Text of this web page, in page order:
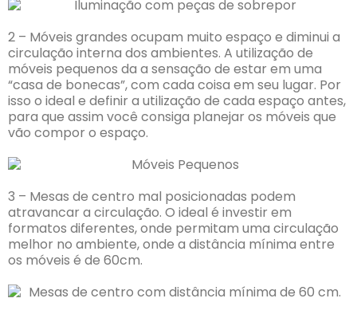
2 – Móveis grandes ocupam muito espaço e diminui a
circulação interna dos ambientes. A utilização de
móveis pequenos da a sensação de estar em uma
“casa de bonecas”, com cada coisa em seu lugar. Por
isso o ideal e definir a utilização de cada espaço antes,
para que assim você consiga planejar os móveis que
vão compor o espaço.
3 – Mesas de centro mal posicionadas podem
atravancar a circulação. O ideal é investir em
formatos diferentes, onde permitam uma circulação
melhor no ambiente, onde a distância mínima entre
os móveis é de 60cm.